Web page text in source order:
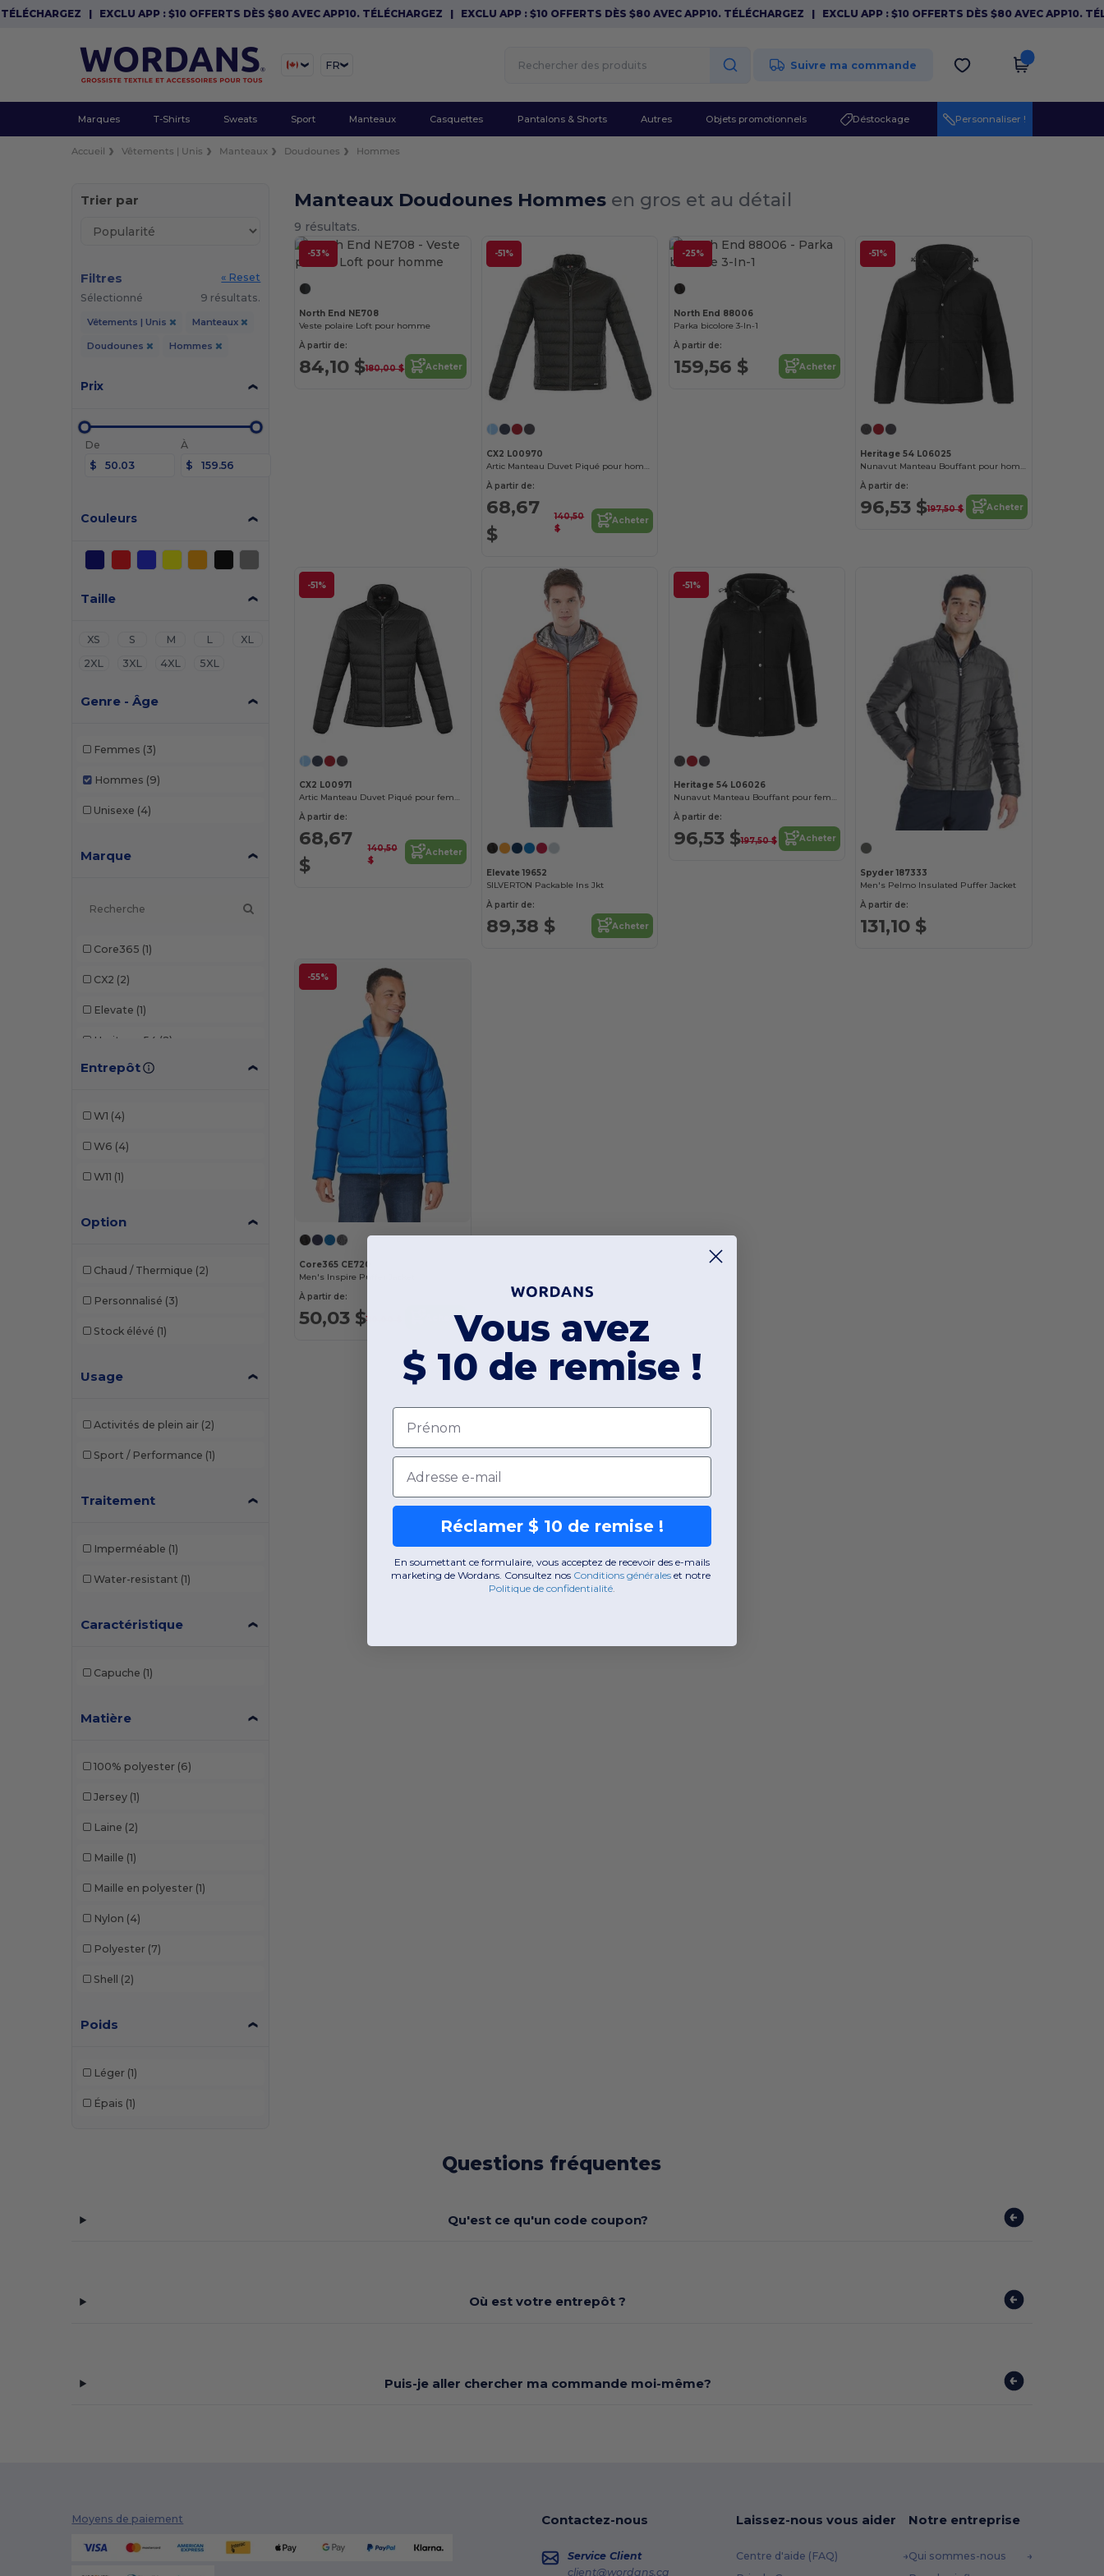
|EXCLU APP : $10 OFFERTS DÈS $80 AVEC APP10. TÉLÉCHARGEZ|EXCLU APP : $10 OFFERTS DÈS $80 AVEC APP10. TÉLÉCHARGEZ|EXCLU APP : $10 OFFERTS DÈS $80 AVEC APP10.
FR Suivre ma commande
Marques T-Shirts Sweats Sport Manteaux Casquettes Pantalons & Shorts Autres Objets promotionnels Déstockage Personnaliser !
Accueil Vêtements | Unis Manteaux Doudounes Hommes
Trier par
Filtres
« Reset
Sélectionné
9 résultats.
Vêtements | Unis Manteaux
Doudounes Hommes
Prix
De
$
À
$
Couleurs
Taille
XS S M L
XL
2XL
3XL 4XL 5XL
Genre - Âge
Femmes (3)
Hommes (9)
Unisexe (4)
Marque
Core365 (1)
CX2 (2)
Elevate (1)
Heritage 54 (2)
North End (2)
Entrepôt
W1 (4)
W6 (4)
W11 (1)
Option
Chaud / Thermique (2)
Personnalisé (3)
Stock élévé (1)
Usage
Activités de plein air (2)
Sport / Performance (1)
Traitement
Imperméable (1)
Water-resistant (1)
Caractéristique
Capuche (1)
Matière
100% polyester (6)
Jersey (1)
Laine (2)
Maille (1)
Maille en polyester (1)
Nylon (4)
Polyester (7)
Shell (2)
Poids
Léger (1)
Épais (1)
Manteaux Doudounes Hommes en gros et au détail
9 résultats.
-53%
North End NE708
Veste polaire Loft pour homme
À partir de:
84,10 $180,00 $ Acheter
-51%
CX2 L00970
Artic Manteau Duvet Piqué pour homme
À partir de:
68,67
$
140,50
$
Acheter
-25%
North End 88006
Parka bicolore 3-In-1
À partir de:
159,56 $ Acheter
-51%
Heritage 54 L06025
Nunavut Manteau Bouffant pour homme
À partir de:
96,53 $197,50 $ Acheter
-51%
CX2 L00971
Artic Manteau Duvet Piqué pour femme
À partir de:
68,67
$
140,50
$
Acheter
Elevate 19652
SILVERTON Packable Ins Jkt
À partir de:
89,38 $ Acheter
-51%
Heritage 54 L06026
Nunavut Manteau Bouffant pour femme
À partir de:
96,53 $197,50 $ Acheter
Spyder 187333
Men's Pelmo Insulated Puffer Jacket
À partir de:
131,10 $
-55%
Core365 CE720
Men's Inspire Puffer Jacket
À partir de:
50,03 $110,00 $ Acheter
Questions fréquentes
Qu'est ce qu'un code coupon?
Où est votre entrepôt ?
Puis-je aller chercher ma commande moi-même?
Moyens de paiement Contactez-nous
Service Client
client@wordans.ca
Laissez-nous vous aider
Centre d'aide (FAQ)
Notre entreprise
Qui sommes-nous
Vous avez
$ 10 de remise !
Prénom
Email
Réclamer $ 10 de remise !
En soumettant ce formulaire, vous acceptez de recevoir des e-mails
marketing de Wordans. Consultez nos Conditions générales et notre
Politique de confidentialité.